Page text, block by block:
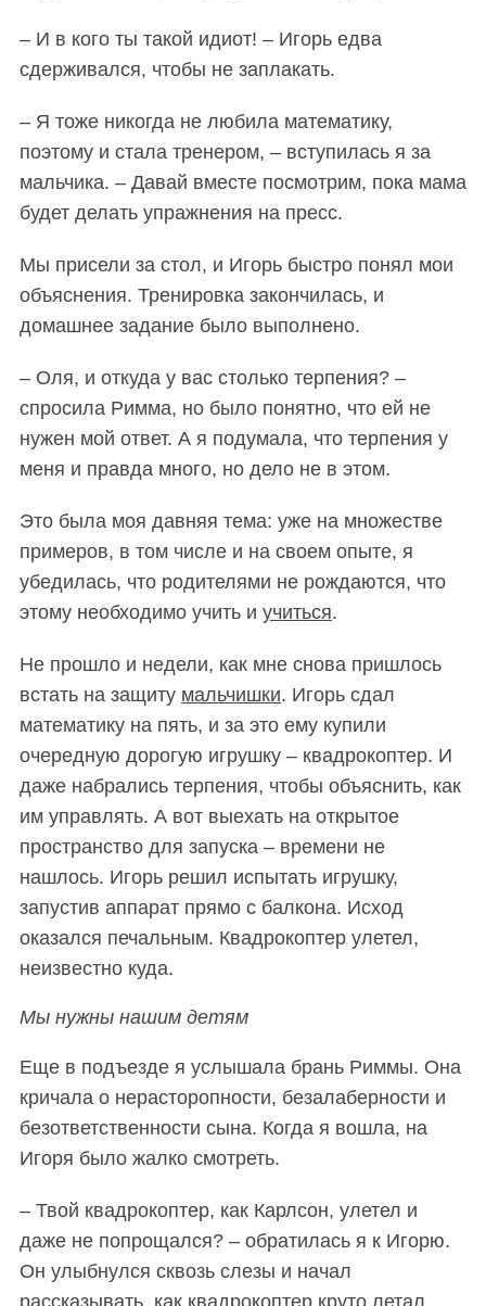
– И в кого ты такой идиот! – Игорь едва
сдерживался, чтобы не заплакать.
– Я тоже никогда не любила математику,
поэтому и стала тренером, – вступилась я за
мальчика. – Давай вместе посмотрим, пока мама
будет делать упражнения на пресс.
Мы присели за стол, и Игорь быстро понял мои
объяснения. Тренировка закончилась, и
домашнее задание было выполнено.
– Оля, и откуда у вас столько терпения? –
спросила Римма, но было понятно, что ей не
нужен мой ответ. А я подумала, что терпения у
меня и правда много, но дело не в этом.
Это была моя давняя тема: уже на множестве
примеров, в том числе и на своем опыте, я
убедилась, что родителями не рождаются, что
этому необходимо учить и учиться.
Не прошло и недели, как мне снова пришлось
встать на защиту мальчишки. Игорь сдал
математику на пять, и за это ему купили
очередную дорогую игрушку – квадрокоптер. И
даже набрались терпения, чтобы объяснить, как
им управлять. А вот выехать на открытое
пространство для запуска – времени не
нашлось. Игорь решил испытать игрушку,
запустив аппарат прямо с балкона. Исход
оказался печальным. Квадрокоптер улетел,
неизвестно куда.
Мы нужны нашим детям
Еще в подъезде я услышала брань Риммы. Она
кричала о нерасторопности, безалаберности и
безответственности сына. Когда я вошла, на
Игоря было жалко смотреть.
– Твой квадрокоптер, как Карлсон, улетел и
даже не попрощался? – обратилась я к Игорю.
Он улыбнулся сквозь слезы и начал
e
a
r
c
f
r